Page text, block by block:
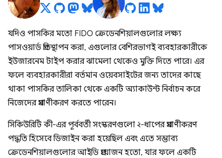
যদিও পাসকির মতো FIDO ক্রেডেনশিয়ালগুলোর লক্ষ্য
পাসওয়ার্ড প্রতিস্থাপন করা, এগুলোর বেশিরভাগই ব্যবহারকারীকে
ইউজারনেম টাইপ করার ঝামেলা থেকেও মুক্তি দিতে পারে। এর
ফলে ব্যবহারকারীরা বর্তমান ওয়েবসাইটের জন্য তাদের কাছে
থাকা পাসকির তালিকা থেকে একটি অ্যাকাউন্ট নির্বাচন করে
নিজেদের প্রমাণীকরণ করতে পারেন।
সিকিউরিটি কী-এর পূর্ববর্তী সংস্করণগুলো ২-ধাপের প্রমাণীকরণ
পদ্ধতি হিসেবে ডিজাইন করা হয়েছিল এবং এতে সম্ভাব্য
ক্রেডেনশিয়ালগুলোর আইডি প্রয়োজন হতো, যার ফলে একটি